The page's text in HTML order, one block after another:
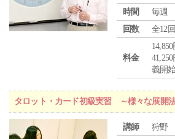
時間
毎週
回数
全12回
料金
義開
タロット・カード初級実習 ～様々な展開
講師 狩野